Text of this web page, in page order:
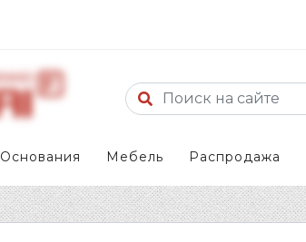
Основания Мебель Распродажа